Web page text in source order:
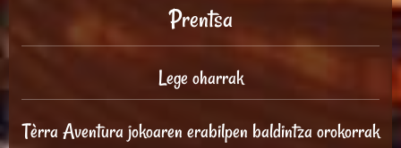
Prentsa
Lege oharrak
Tèrra Aventura jokoaren erabilpen baldintza orokorrak